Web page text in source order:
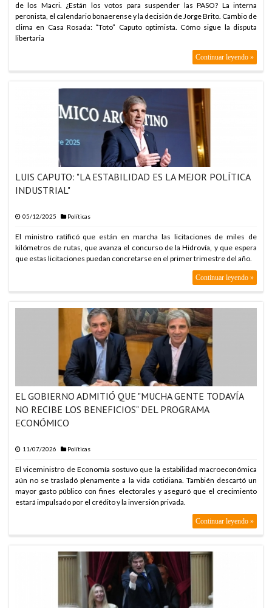
de los Macri. ¿Están los votos para suspender las PASO? La interna
peronista, el calendario bonaerense y la decisión de Jorge Brito. Cambio de
clima en Casa Rosada: “Toto” Caputo optimista. Cómo sigue la disputa
libertaria
Continuar leyendo »
LUIS CAPUTO: "LA ESTABILIDAD ES LA MEJOR POLÍTICA
INDUSTRIAL"
05/12/2025 Políticas
El ministro ratificó que están en marcha las licitaciones de miles de
kilómetros de rutas, que avanza el concurso de la Hidrovía, y que espera
que estas licitaciones puedan concretarse en el primer trimestre del año.
Continuar leyendo »
EL GOBIERNO ADMITIÓ QUE "MUCHA GENTE TODAVÍA
NO RECIBE LOS BENEFICIOS" DEL PROGRAMA
ECONÓMICO
11/07/2026 Políticas
El viceministro de Economía sostuvo que la estabilidad macroeconómica
aún no se trasladó plenamente a la vida cotidiana. También descartó un
mayor gasto público con fines electorales y aseguró que el crecimiento
estará impulsado por el crédito y la inversión privada.
Continuar leyendo »